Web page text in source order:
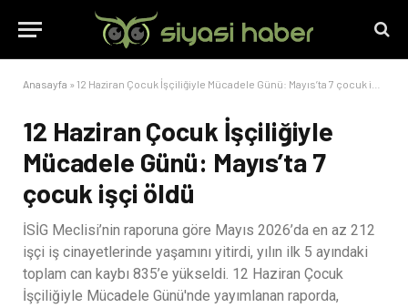
Anasayfa » 12 Haziran Çocuk İşçiliğiyle Mücadele Günü: Mayıs’ta 7 çocuk işçi öldü
12 Haziran Çocuk İşçiliğiyle
Mücadele Günü: Mayıs’ta 7
çocuk işçi öldü
İSİG Meclisi’nin raporuna göre Mayıs 2026’da en az 212
işçi iş cinayetlerinde yaşamını yitirdi, yılın ilk 5 ayındaki
toplam can kaybı 835’e yükseldi. 12 Haziran Çocuk
İşçiliğiyle Mücadele Günü'nde yayımlanan raporda,